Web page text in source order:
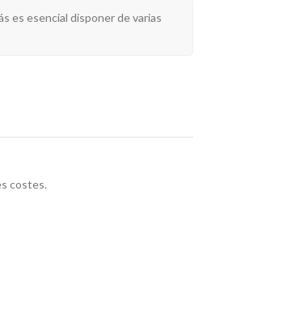
es esencial disponer de varias
costes.